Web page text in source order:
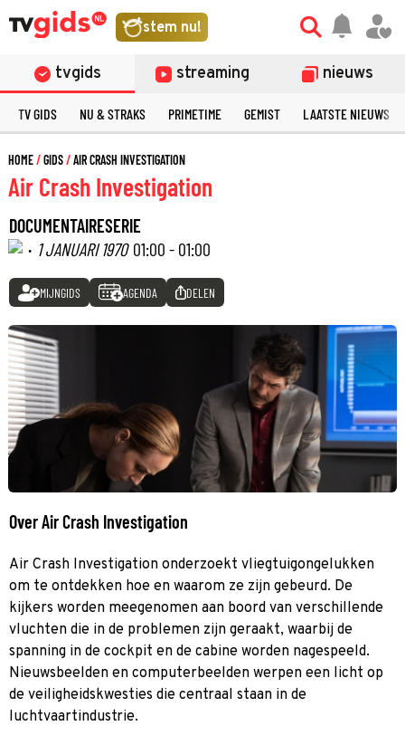
stem nu!
tvgids streaming nieuws
TV GIDS NU & STRAKS PRIMETIME GEMIST LAATSTE NIEUWS
HOME GIDS AIR CRASH INVESTIGATION
Air Crash Investigation
DOCUMENTAIRESERIE
· 1 JANUARI 1970 01:00 - 01:00
MIJNGIDS AGENDA DELEN
Over Air Crash Investigation
Air Crash Investigation onderzoekt vliegtuigongelukken
om te ontdekken hoe en waarom ze zijn gebeurd. De
kijkers worden meegenomen aan boord van verschillende
vluchten die in de problemen zijn geraakt, waarbij de
spanning in de cockpit en de cabine worden nagespeeld.
Nieuwsbeelden en computerbeelden werpen een licht op
de veiligheidskwesties die centraal staan in de
luchtvaartindustrie.